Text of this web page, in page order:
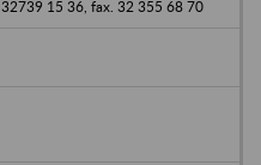
32739 15 36, fax. 32 355 68 70